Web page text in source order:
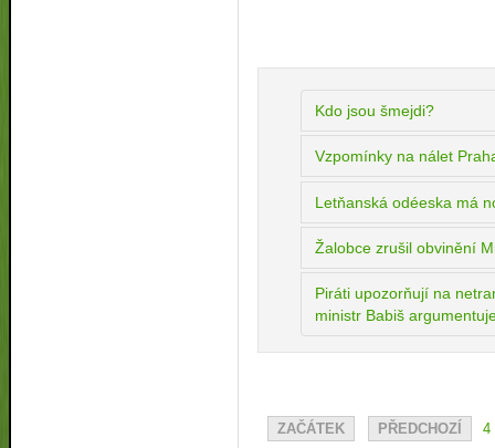
Kdo jsou šmejdi?
Vzpomínky na nálet
Letňanská odéeska má
Žalobce zrušil obvinění
Piráti upozorňují na
ministr Babiš
ZAČÁTEK PŘEDCHOZÍ 4